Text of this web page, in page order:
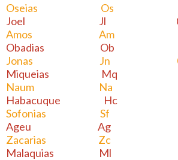
Oseias Os
Joel Jl
Amos Am
Obadias Ob
Jonas Jn
Miqueias Mq
Naum Na
Habacuque Hc
Sofonias Sf
Ageu Ag
Zacarias Zc
Malaquias Ml